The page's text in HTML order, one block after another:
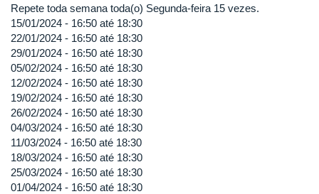
Repete toda semana toda(o) Segunda-feira 15 vezes.
15/01/2024 - 16:50 até 18:30
22/01/2024 - 16:50 até 18:30
29/01/2024 - 16:50 até 18:30
05/02/2024 - 16:50 até 18:30
12/02/2024 - 16:50 até 18:30
19/02/2024 - 16:50 até 18:30
26/02/2024 - 16:50 até 18:30
04/03/2024 - 16:50 até 18:30
11/03/2024 - 16:50 até 18:30
18/03/2024 - 16:50 até 18:30
25/03/2024 - 16:50 até 18:30
01/04/2024 - 16:50 até 18:30